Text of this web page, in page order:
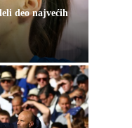
deo najvećih